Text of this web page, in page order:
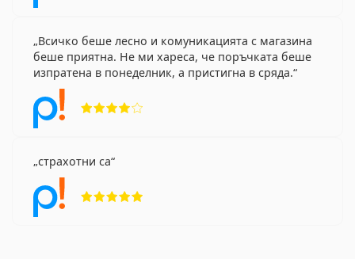
Всичко беше лесно и комуникацията с магазина
беше приятна. Не ми хареса, че поръчката беше
изпратена в понеделник, а пристигна в сряда.
страхотни са